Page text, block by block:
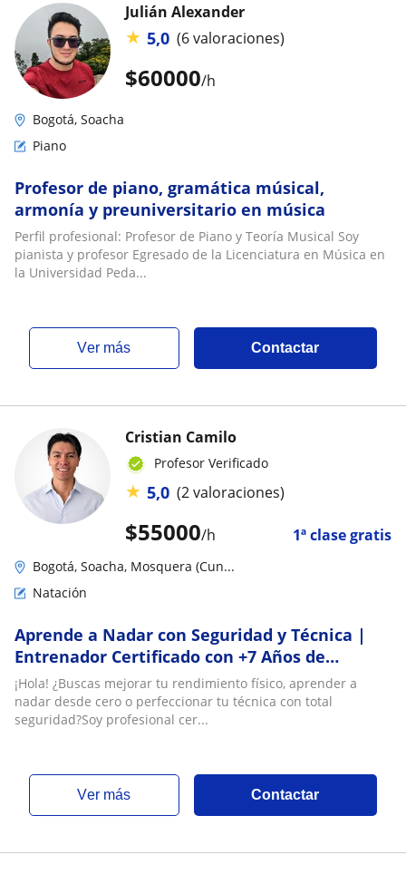
$60000/h
Julián Alexander
★ 5,0 (6 valoraciones)
Bogotá, Soacha
Piano
Profesor de piano, gramática músical,
armonía y preuniversitario en música
Perfil profesional: Profesor de Piano y Teoría Musical Soy
pianista y profesor Egresado de la Licenciatura en Música en
la Universidad Peda...
ver más Contactar
$55000/h 1ª clase gratis
Cristian Camilo
Profesor Verificado
★ 5,0 (2 valoraciones)
Bogotá, Soacha, Mosquera (Cun...
Natación
Aprende a Nadar con Seguridad y Técnica |
Entrenador Certificado con +7 Años de
Experiencia (Todas las edades)
¡Hola! ¿Buscas mejorar tu rendimiento físico, aprender a
nadar desde cero o perfeccionar tu técnica con total
seguridad?Soy profesional cer...
ver más Contactar